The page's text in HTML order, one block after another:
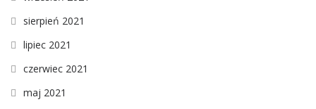
sierpień 2021
lipiec 2021
czerwiec 2021
maj 2021